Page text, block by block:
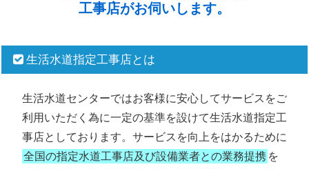
工事店がお伺いします。
生活水道指定工事店とは
生活水道センターではお客様に安心してサービスをご
利用いただく為に一定の基準を設けて生活水道指定工
事店としております。サービスを向上をはかるために
全国の指定水道工事店及び設備業者との業務提携 を